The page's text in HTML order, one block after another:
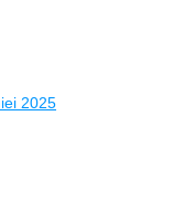
2025